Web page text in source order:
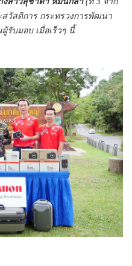
วัสดิการ กระทรวงการพัฒนา
รับมอบ เมื่อเร็วๆ นี้